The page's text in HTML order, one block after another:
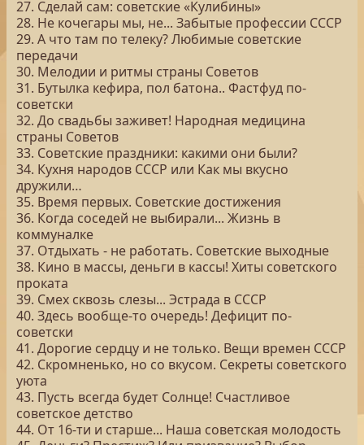
27. Сделай сам: советские «Кулибины»
28. Не кочегары мы, не... Забытые профессии СССР
29. А что там по телеку? Любимые советские
передачи
30. Мелодии и ритмы страны Советов
31. Бутылка кефира, пол батона.. Фастфуд по-
советски
32. До свадьбы заживет! Народная медицина
страны Советов
33. Советские праздники: какими они были?
34. Кухня народов СССР или Как мы вкусно
дружили…
35. Время первых. Советские достижения
36. Когда соседей не выбирали... Жизнь в
коммуналке
37. Отдыхать - не работать. Советские выходные
38. Кино в массы, деньги в кассы! Хиты советского
проката
39. Смех сквозь слезы... Эстрада в СССР
40. Здесь вообще-то очередь! Дефицит по-
советски
41. Дорогие сердцу и не только. Вещи времен СССР
42. Скромненько, но со вкусом. Секреты советского
уюта
43. Пусть всегда будет Солнце! Счастливое
советское детство
44. От 16-ти и старше... Наша советская молодость